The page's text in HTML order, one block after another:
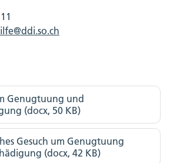
Genugtuung und
(docx, 50 KB)
Gesuch um Genugtuung
(docx, 42 KB)